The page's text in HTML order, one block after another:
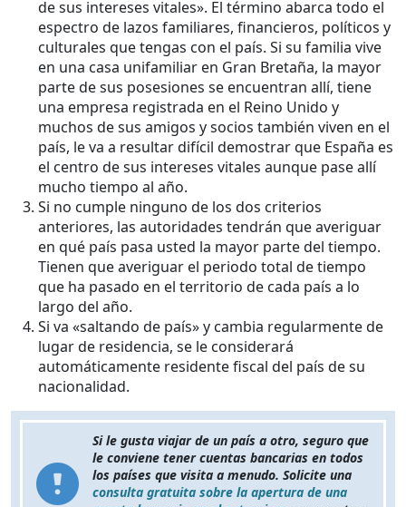
de sus intereses vitales». El término abarca todo el
espectro de lazos familiares, financieros, políticos y
culturales que tengas con el país. Si su familia vive
en una casa unifamiliar en Gran Bretaña, la mayor
parte de sus posesiones se encuentran allí, tiene
una empresa registrada en el Reino Unido y
muchos de sus amigos y socios también viven en el
país, le va a resultar difícil demostrar que España es
el centro de sus intereses vitales aunque pase allí
mucho tiempo al año.
Si no cumple ninguno de los dos criterios
anteriores, las autoridades tendrán que averiguar
en qué país pasa usted la mayor parte del tiempo.
Tienen que averiguar el periodo total de tiempo
que ha pasado en el territorio de cada país a lo
largo del año.
Si va «saltando de país» y cambia regularmente de
lugar de residencia, se le considerará
automáticamente residente fiscal del país de su
nacionalidad.
Si le gusta viajar de un país a otro, seguro que
le conviene tener cuentas bancarias en todos
los países que visita a menudo. Solicite una
consulta gratuita sobre la apertura de una